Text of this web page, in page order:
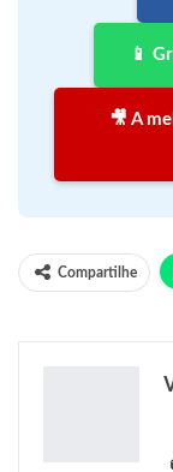
📱
🎥 A
Compartilhe